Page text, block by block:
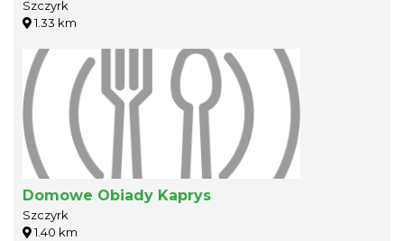
Szczyrk
1.33 km
Domowe Obiady Kaprys
Szczyrk
1.40 km